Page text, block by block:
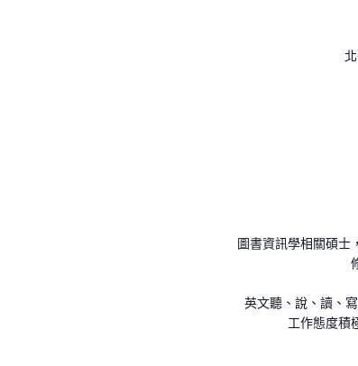
圖書資訊學相關碩士
英文聽、說、讀、
工作態度積